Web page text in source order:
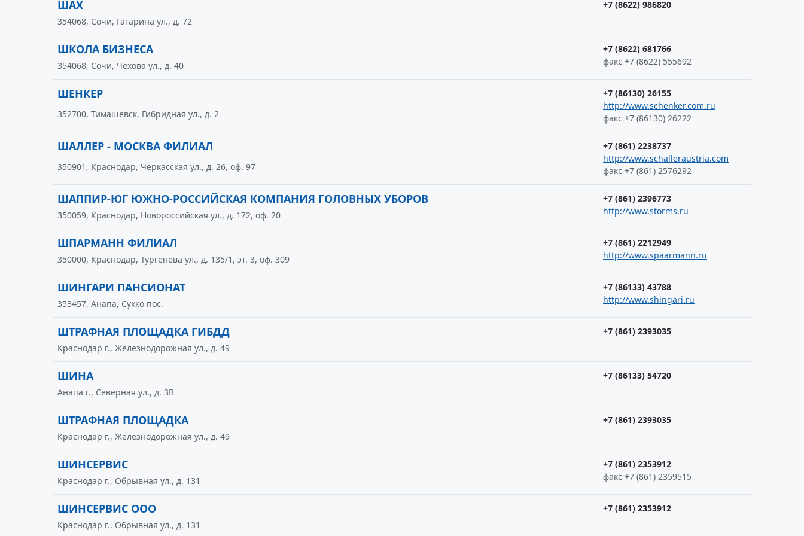
ШАХ
+7 (8622) 986820
354068, Сочи, Гагарина ул., д. 72
ШКОЛА БИЗНЕСА
+7 (8622) 681766
факс +7 (8622) 555692
354068, Сочи, Чехова ул., д. 40
ШЕНКЕР
+7 (86130) 26155
http://www.schenker.com.ru
факс +7 (86130) 26222
352700, Тимашевск, Гибридная ул., д. 2
ШАЛЛЕР - МОСКВА ФИЛИАЛ
+7 (861) 2238737
http://www.schalleraustria.com
факс +7 (861) 2576292
350901, Краснодар, Черкасская ул., д. 26, оф. 97
ШАППИР-ЮГ ЮЖНО-РОССИЙСКАЯ КОМПАНИЯ ГОЛОВНЫХ УБОРОВ
+7 (861) 2396773
http://www.storms.ru
350059, Краснодар, Новороссийская ул., д. 172, оф. 20
ШПАРМАНН ФИЛИАЛ
+7 (861) 2212949
http://www.spaarmann.ru
350000, Краснодар, Тургенева ул., д. 135/1, эт. 3, оф. 309
ШИНГАРИ ПАНСИОНАТ
+7 (86133) 43788
http://www.shingari.ru
353457, Анапа, Сукко пос.
ШТРАФНАЯ ПЛОЩАДКА ГИБДД
+7 (861) 2393035
Краснодар г., Железнодорожная ул., д. 49
ШИНА
+7 (86133) 54720
Анапа г., Северная ул., д. 3В
ШТРАФНАЯ ПЛОЩАДКА
+7 (861) 2393035
Краснодар г., Железнодорожная ул., д. 49
ШИНСЕРВИС
+7 (861) 2353912
факс +7 (861) 2359515
Краснодар г., Обрывная ул., д. 131
ШИНСЕРВИС ООО
+7 (861) 2353912
Краснодар г., Обрывная ул., д. 131